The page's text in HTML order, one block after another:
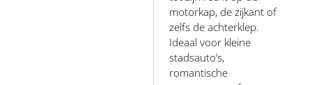
motorkap, de zijkant of
zelfs de achterklep.
Ideaal voor kleine
stadsauto’s,
romantische